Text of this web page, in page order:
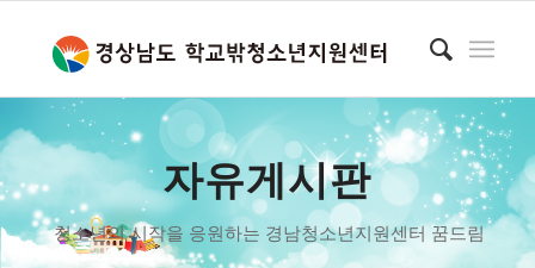
자유게시판
청소년의 시작을 응원하는 경남청소년지원센터 꿈드림